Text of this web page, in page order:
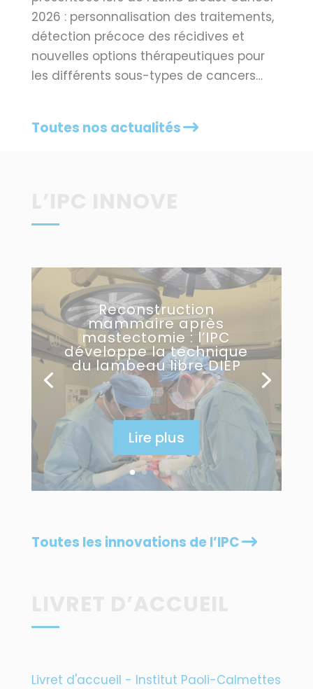
2026 : personnalisation des traitements,
détection précoce des récidives et
nouvelles options thérapeutiques pour
les différents sous-types de cancers…
Toutes nos actualités
Reconstruction
mammaire après
mastectomie : l’IPC
développe la technique
du lambeau libre DIEP
Lire plus
Toutes les innovations de l’IPC
Livret d'accueil - Institut Paoli-Calmettes